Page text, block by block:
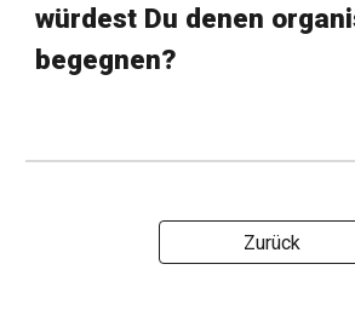
würdest Du denen
begegnen?
Zurück